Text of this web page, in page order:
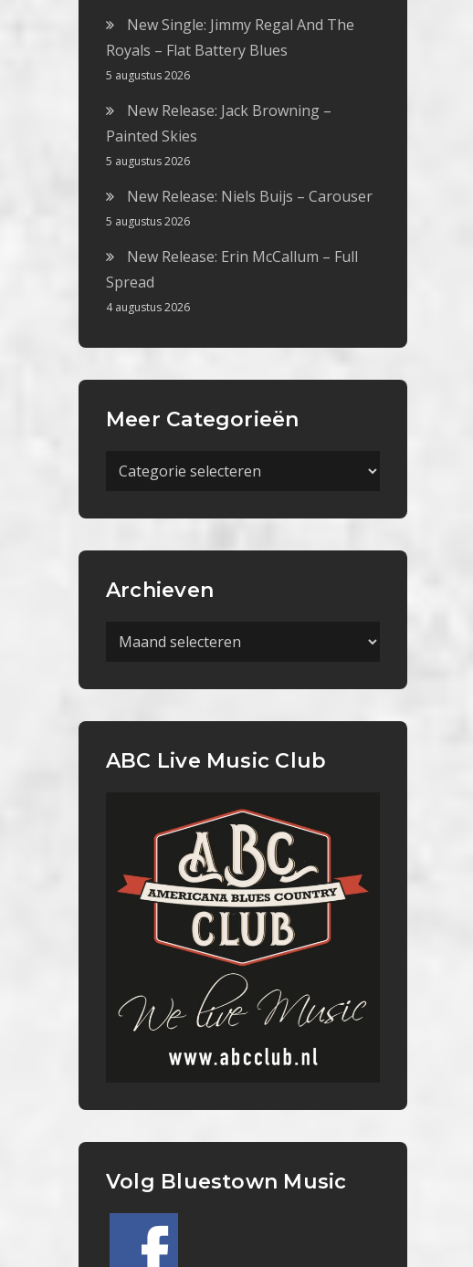
New Single: Jimmy Regal And The
Royals – Flat Battery Blues
5 augustus 2026
New Release: Jack Browning –
Painted Skies
5 augustus 2026
New Release: Niels Buijs – Carouser
5 augustus 2026
New Release: Erin McCallum – Full
Spread
4 augustus 2026
Meer Categorieën
Meer
Archieven
Archieven
ABC Live Music Club
Volg Bluestown Music